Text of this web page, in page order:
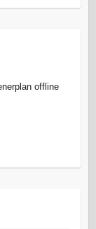
offline